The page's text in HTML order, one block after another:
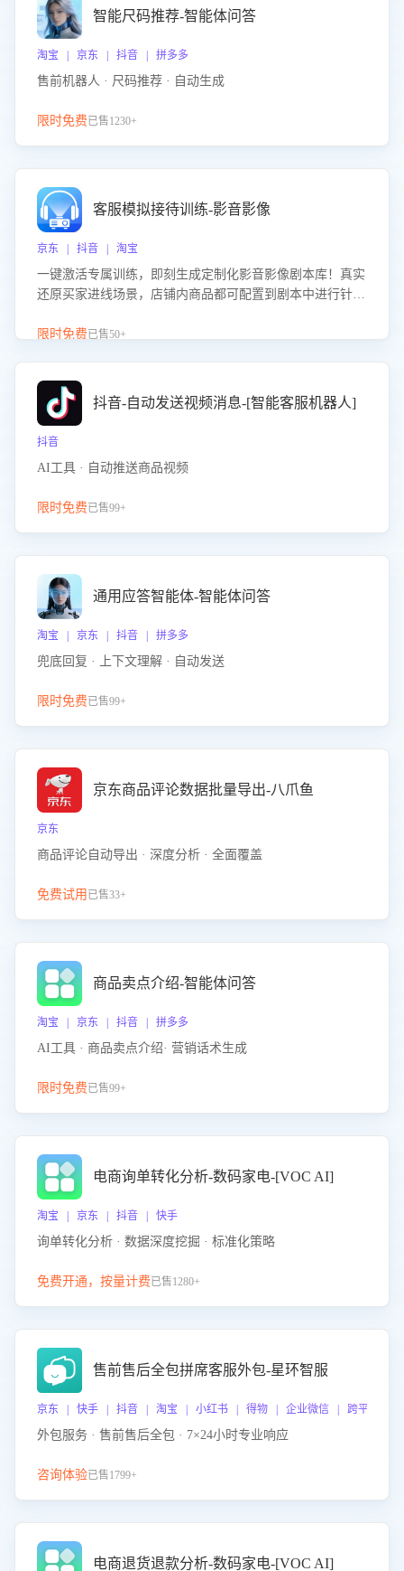
智能尺码推荐-智能体问答
淘宝 | 京东 | 抖音 | 拼多多
售前机器人 · 尺码推荐 · 自动生成
限时免费已售1230+
客服模拟接待训练-影音影像
京东 | 抖音 | 淘宝
一键激活专属训练，即刻生成定制化影音影像剧本库！真实
还原买家进线场景，店铺内商品都可配置到剧本中进行针对
击 “立即开通”，快速获取影音影像类目剧本，一键开启客服
限时免费已售50+
抖音-自动发送视频消息-[智能客服机器人]
抖音
AI工具 · 自动推送商品视频
限时免费已售99+
通用应答智能体-智能体问答
淘宝 | 京东 | 抖音 | 拼多多
兜底回复 · 上下文理解 · 自动发送
限时免费已售99+
京东商品评论数据批量导出-八爪鱼
京东
商品评论自动导出 · 深度分析 · 全面覆盖
免费试用 已售33+
商品卖点介绍-智能体问答
淘宝 | 京东 | 抖音 | 拼多多
AI工具 · 商品卖点介绍· 营销话术生成
限时免费已售99+
电商询单转化分析-数码家电-[VOC AI]
淘宝 | 京东 | 抖音 | 快手
询单转化分析 · 数据深度挖掘 · 标准化策略
免费开通，按量计费已售1280+
售前售后全包拼席客服外包-星环智服
京东 | 快手 | 抖音 | 淘宝 | 小红书 | 得物 | 企业微信 | 跨平台
外包服务 · 售前售后全包 · 7×24小时专业响应
咨询体验已售1799+
电商退货退款分析-数码家电-[VOC AI]